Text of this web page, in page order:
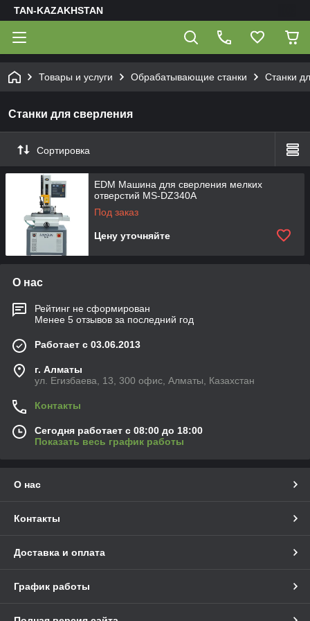
TAN-KAZAKHSTAN
Товары и услуги Обрабатывающие станки Станки
Станки для сверления
Сортировка
EDM Машина для сверления мелких
отверстий MS-DZ340A
Под заказ
Цену уточняйте
О нас
Рейтинг не сформирован
Менее 5 отзывов за последний год
Работает с 03.06.2013
г. Алматы
ул. Егизбаева, 13, 300 офис, Алматы, Казахстан
Контакты
Сегодня работает с 08:00 до 18:00
Показать весь график работы
О нас
Контакты
Доставка и оплата
График работы